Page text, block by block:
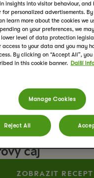
čaj
ZOBRAZIT RECEPT
insights into visitor behaviour,
for personalized advertisements.
learn more about the cookies we
on your preferences, we
level of data protection
access to your data and you may
By clicking on “Accept All”, you
in this cookie banner. Další
Manage Cookies
Reject All